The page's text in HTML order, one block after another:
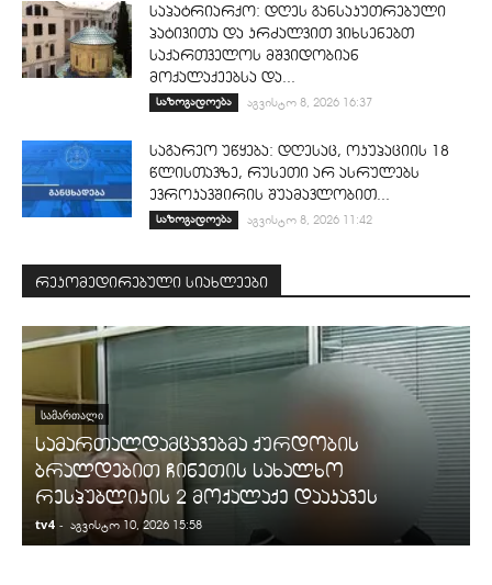
საპატრიარქო: დღეს განსაკუთრებული
პატივითა და კრძალვით ვიხსენებთ
საქართველოს მშვიდობიან
მოქალაქეებსა და...
საზოგადოება აგვისტო 8, 2026 16:37
საგარეო უწყება: დღესაც, ოკუპაციის 18
წლისთავზე, რუსეთი არ ასრულებს
ევროკავშირის შუამავლობით...
საზოგადოება აგვისტო 8, 2026 11:42
რეკომედირებული სიახლეები
ᲡᲐᲛᲐᲠᲗᲐᲚᲘ
სამართალდამცავებმა ქურდობის
ბრალდებით ჩინეთის სახალხო
რესპუბლიკის 2 მოქალაქე დააკავეს
tv4 - აგვისტო 10, 2026 15:58